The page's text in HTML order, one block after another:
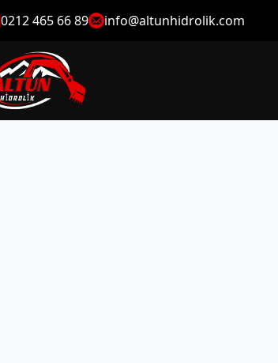
0212 465 66 89 info@altunhidrolik.com